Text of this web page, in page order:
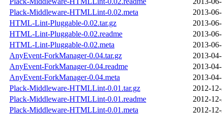
Plack-Middleware-HTMLLint-0.02.meta
2013-
HTML-Lint-Pluggable-0.02.tar.gz
2013-
HTML-Lint-Pluggable-0.02.readme
2013-
HTML-Lint-Pluggable-0.02.meta
2013-
AnyEvent-ForkManager-0.04.tar.gz
2013-
AnyEvent-ForkManager-0.04.readme
2013-
AnyEvent-ForkManager-0.04.meta
2013-
Plack-Middleware-HTMLLint-0.01.tar.gz
2012-
Plack-Middleware-HTMLLint-0.01.readme
2012-
Plack-Middleware-HTMLLint-0.01.meta
2012-